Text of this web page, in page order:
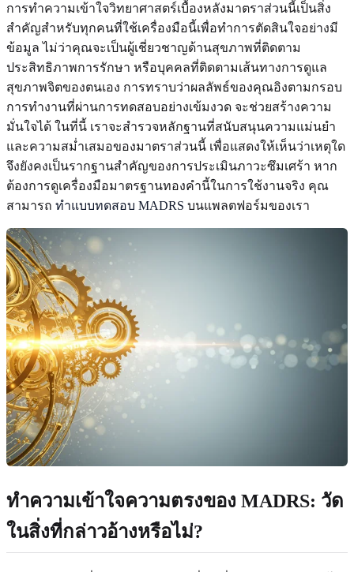
การทำความเข้าใจวิทยาศาสตร์เบื้องหลังมาตราส่วนนี้เป็นสิ่ง
สำคัญสำหรับทุกคนที่ใช้เครื่องมือนี้เพื่อทำการตัดสินใจอย่างมี
ข้อมูล ไม่ว่าคุณจะเป็นผู้เชี่ยวชาญด้านสุขภาพที่ติดตาม
ประสิทธิภาพการรักษา หรือบุคคลที่ติดตามเส้นทางการดูแล
สุขภาพจิตของตนเอง การทราบว่าผลลัพธ์ของคุณอิงตามกรอบ
การทำงานที่ผ่านการทดสอบอย่างเข้มงวด จะช่วยสร้างความ
มั่นใจได้ ในที่นี้ เราจะสำรวจหลักฐานที่สนับสนุนความแม่นยำ
และความสม่ำเสมอของมาตราส่วนนี้ เพื่อแสดงให้เห็นว่าเหตุใด
จึงยังคงเป็นรากฐานสำคัญของการประเมินภาวะซึมเศร้า หาก
ต้องการดูเครื่องมือมาตรฐานทองคำนี้ในการใช้งานจริง คุณ
สามารถ ทำแบบทดสอบ MADRS บนแพลตฟอร์มของเรา
ทำความเข้าใจความตรงของ MADRS: วัด
ในสิ่งที่กล่าวอ้างหรือไม่?